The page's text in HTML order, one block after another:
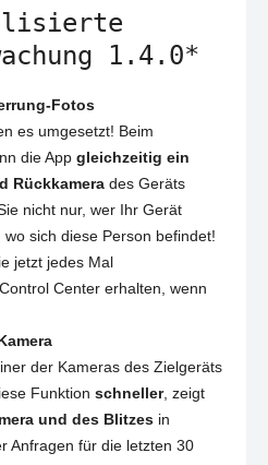
1.4.0*
Fotos
es umgesetzt! Beim
die App gleichzeitig ein
Rückkamera des Geräts
nicht nur, wer Ihr Gerät
sich diese Person befindet!
jetzt jedes Mal
Center erhalten, wenn
der Kameras des Zielgeräts
Funktion schneller, zeigt
und des Blitzes in
Anfragen für die letzten 30